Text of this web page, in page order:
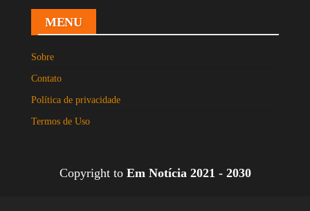
MENU
Sobre
Contato
Política de privacidade
Termos de Uso
Copyright to Em Notícia 2021 - 2030